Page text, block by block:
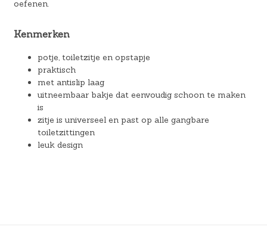
oefenen.
Kenmerken
potje, toiletzitje en opstapje
praktisch
met antislip laag
uitneembaar bakje dat eenvoudig schoon te maken
is
zitje is universeel en past op alle gangbare
toiletzittingen
leuk design